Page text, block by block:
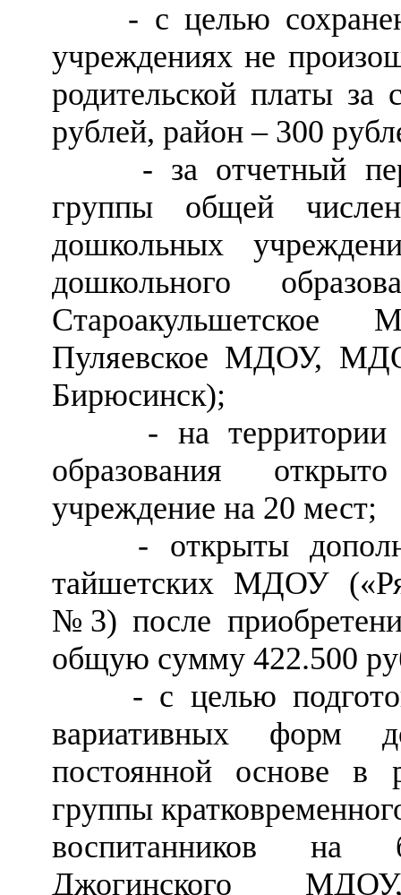
- с целью
учреждениях не
родительской платы
рублей, район–300
- за отчетный
группы общей
дошкольных
дошкольного
Пуляевское МДОУ,
Бирюсинск);
- на территории
образования
учреждение на 20 мест;
- открыты
тайшетских МДОУ
№3) после
общую сумму 422.500
- с целью
вариативных форм
постоянной основе в
группы
воспитанников
Джогинского